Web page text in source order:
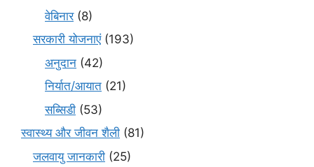
वेबिनार(8)
सरकारी योजनाएं(193)
अनुदान (42)
निर्यात/आयात (21)
सब्सिडी (53)
स्वास्थ्य और जीवन शैली (81)
जलवायु जानकारी (25)